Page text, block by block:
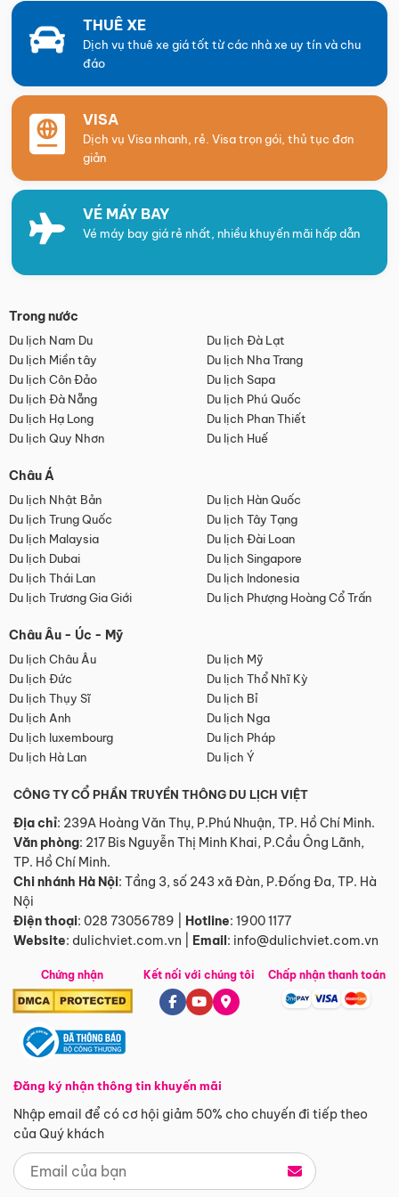
THUÊ XE
Dịch vụ thuê xe giá tốt từ các nhà xe uy tín và chu
đáo
VISA
Dịch vụ Visa nhanh, rẻ. Visa trọn gói, thủ tục đơn
giản
VÉ MÁY BAY
Vé máy bay giá rẻ nhất, nhiều khuyến mãi hấp dẫn
Trong nước
Du lịch Nam Du
Du lịch Đà Lạt
Du lịch Miền tây
Du lịch Nha Trang
Du lịch Côn Đảo
Du lịch Sapa
Du lịch Đà Nẵng
Du lịch Phú Quốc
Du lịch Hạ Long
Du lịch Phan Thiết
Du lịch Quy Nhơn
Du lịch Huế
Châu Á
Du lịch Nhật Bản
Du lịch Hàn Quốc
Du lịch Trung Quốc
Du lịch Tây Tạng
Du lịch Malaysia
Du lịch Đài Loan
Du lịch Dubai
Du lịch Singapore
Du lịch Thái Lan
Du lịch Indonesia
Du lịch Trương Gia Giới
Du lịch Phượng Hoàng Cổ Trấn
Châu Âu - Úc - Mỹ
Du lịch Châu Âu
Du lịch Mỹ
Du lịch Đức
Du lịch Thổ Nhĩ Kỳ
Du lịch Thụy Sĩ
Du lịch Bỉ
Du lịch Anh
Du lịch Nga
Du lịch luxembourg
Du lịch Pháp
Du lịch Hà Lan
Du lịch Ý
CÔNG TY CỔ PHẦN TRUYỀN THÔNG DU LỊCH VIỆT
Địa chỉ: 239A Hoàng Văn Thụ, P.Phú Nhuận, TP. Hồ Chí Minh.
Văn phòng: 217 Bis Nguyễn Thị Minh Khai, P.Cầu Ông Lãnh,
TP. Hồ Chí Minh.
Chi nhánh Hà Nội: Tầng 3, số 243 xã Đàn, P.Đống Đa, TP. Hà
Nội
Điện thoại: 028 73056789 Hotline: 1900 1177
Website: dulichviet.com.vn Email: info@dulichviet.com.vn
Chứng nhận
Đăng ký nhận thông tin khuyến mãi
Nhập email để có cơ hội giảm 50% cho chuyến đi tiếp theo
của Quý khách
Kết nối với chúng tôi Chấp nhận thanh toán